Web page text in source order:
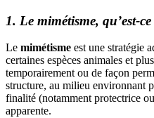
1. Le mimétisme, qu’est-
Le mimétisme est une stratégie
certaines espèces animales et
temporairement ou de façon
structure, au milieu environnant
finalité (notamment protectrice
apparente.